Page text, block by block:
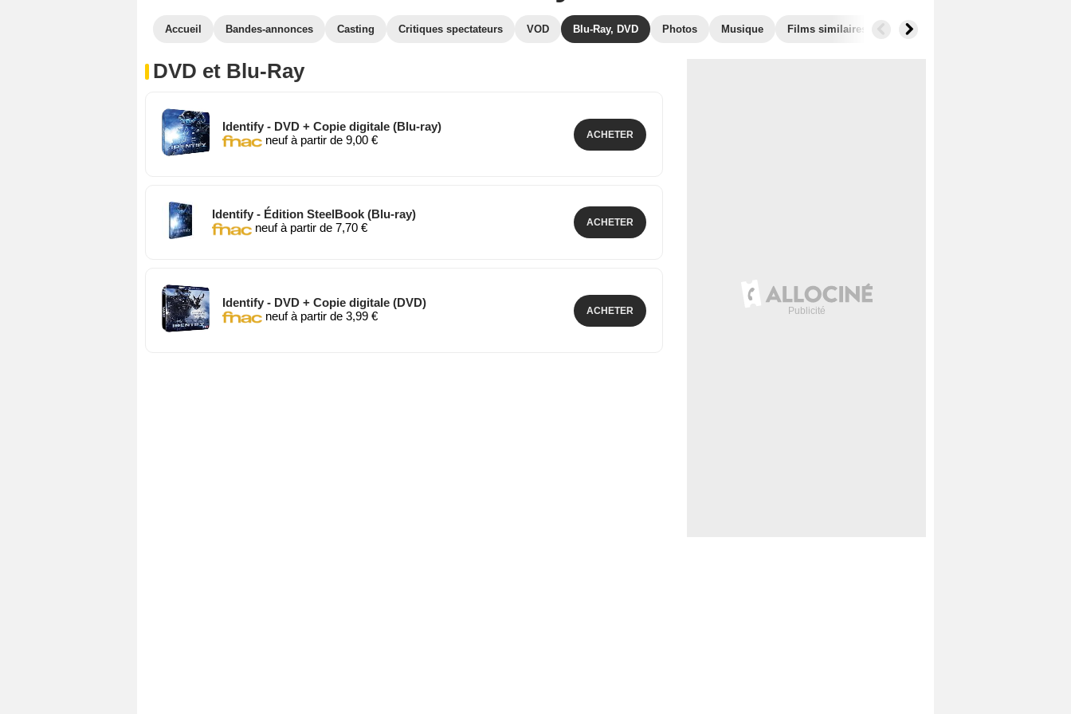
Accueil Bandes-annonces Casting Critiques spectateurs VOD Blu-Ray, DVD Photos Musique Films similaires
DVD et Blu-Ray
Identify - DVD + Copie digitale (Blu-ray)
neuf à partir de 9,00 €
ACHETER
Identify - Édition SteelBook (Blu-ray)
neuf à partir de 7,70 €
ACHETER
Identify - DVD + Copie digitale (DVD)
neuf à partir de 3,99 €
ACHETER